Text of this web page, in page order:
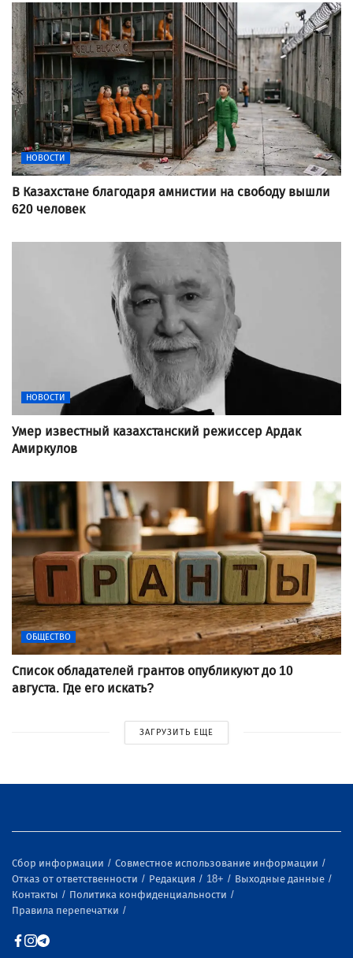
НОВОСТИ
В Казахстане благодаря амнистии на свободу вышли
620 человек
НОВОСТИ
Умер известный казахстанский режиссер Ардак
Амиркулов
ОБЩЕСТВО
Список обладателей грантов опубликуют до 10
августа. Где его искать?
ЗАГРУЗИТЬ ЕЩЕ
Сбор информации
Совместное использование информации
Отказ от ответственности
Редакция 18+
Выходные данные
Контакты
Политика конфиденциальности
Правила перепечатки